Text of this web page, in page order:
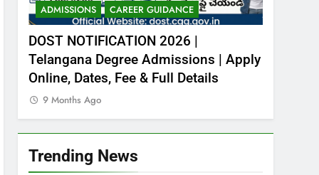
Introduction
CAREER GUIDANCE ZOOLOGY
1
NCL Trainee Recruitment
DOST NOTIFICATION
2026 | Telangana Degree
ADMISSIONS CAREER GUIDANCE
DOST NOTIFICATION 2026 |
Telangana Degree Admissions | Apply
Online, Dates, Fee & Full Details
9 Months Ago
Trending News